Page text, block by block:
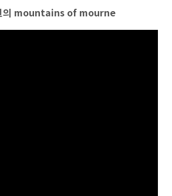
의 mountains of mourne